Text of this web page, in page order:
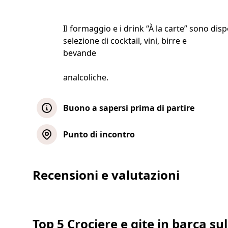
Il formaggio e i drink “À la carte” sono
selezione di cocktail, vini, birre e
bevande
analcoliche.
Buono a sapersi prima di partire
Informazioni importanti: Sono
portata principale almeno una
Punto di incontro
Crociera con cena con upgrade
Recensioni e valutazioni
Top 5 Crociere e gite in barca